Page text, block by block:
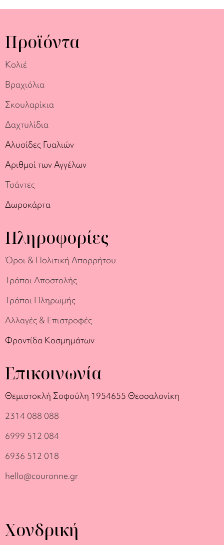
Προϊόντα
Κολιέ
Βραχιόλια
Σκουλαρίκια
Δαχτυλίδια
Αλυσίδες Γυαλιών
Αριθμοί των Αγγέλων
Τσάντες
Δωροκάρτα
Πληροφορίες
Όροι & Πολιτική Απορρήτου
Τρόποι Αποστολής
Τρόποι Πληρωμής
Αλλαγές & Επιστροφές
Φροντίδα Κοσμημάτων
Επικοινωνία
Θεμιστοκλή Σοφούλη 1954655 Θεσσαλονίκη
2314 088 088
6999 512 084
6936 512 018
hello@couronne.gr
Χονδρική